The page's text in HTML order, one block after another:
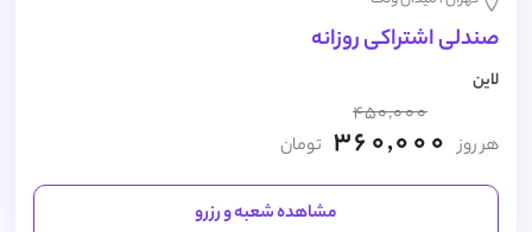
صندلی اشتراکی روزانه
لاین
هر روز
450,000
360,000 تومان
مشاهده شعبه و رزرو